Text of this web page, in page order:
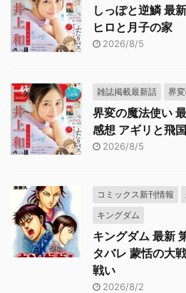
しっぽと逆鱗 最
ヒロと月子の家
2026/8/5
雑誌掲載最新話 界
界変の魔法使い
感想 アギリと飛国
2026/8/5
コミックス新刊情報
キングダム
キングダム 最新
タバレ 蒙恬の大
戦い
2026/8/2